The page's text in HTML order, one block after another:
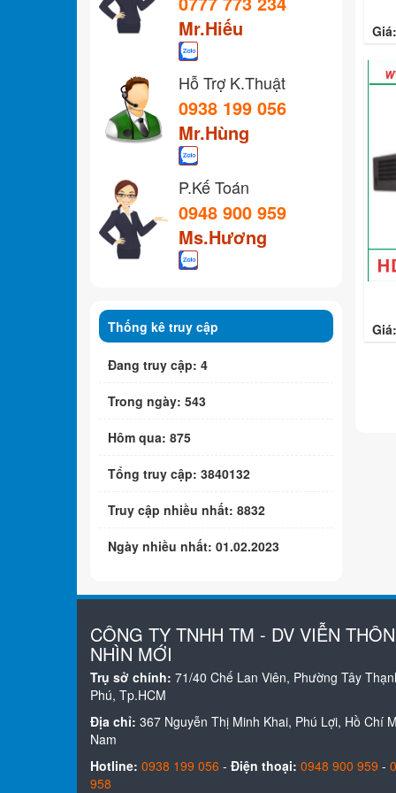
Mr.Hiếu
Hỗ Trợ K.Thuật
0938 199 056
Mr.Hùng
P.Kế Toán
0948 900 959
Ms.Hương
Thống kê truy cập
Đang truy cập: 4
Trong ngày: 543
Hôm qua: 875
Tổng truy cập: 3840132
Truy cập nhiều nhất: 8832
Ngày nhiều nhất: 01.02.2023
CÔNG TY TNHH TM - DV VIỄN
NHÌN MỚI
Trụ sở chính: 71/40 Chế Lan Viên, Phường Tây
Phú, Tp.HCM
Địa chỉ: 367 Nguyễn Thị Minh Khai, Phú Lợi, Hồ Chí
Nam
Hotline: 0938 199 056 - Điện thoại: 0948 900 959 -
958